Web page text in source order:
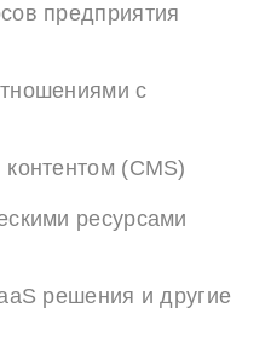
предприятия
с
(CMS)
ресурсами
решения и другие